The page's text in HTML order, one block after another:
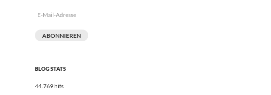
E-
ABONNIEREN
BLOG STATS
44.769 hits